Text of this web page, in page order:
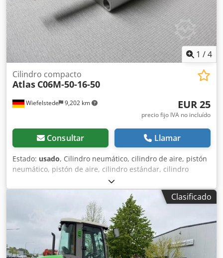
1 /4
Wiefelstede 9,202 km
Cilindro compacto
Atlas C06M-50-16-50
EUR 25
precio fijo IVA no incluído
Consultar Llamar
Estado: usado, Cilindro neumático, cilindro de aire, pistón
neumático, pistón de aire, cilindro estándar, cilindro
compacto -Carrera: 50 mm Cjdpfx Aefbmu Sea Ejrf -
Diámetro del pistón: 50 mm -Diámetro de la varilla del
pistón: 16 mm -Precio: por unidad -Cantidad: 2 unidades -
Dimensiones: 100/65/A65 mm -Peso: 0,75 kg/unidad
Clasificado